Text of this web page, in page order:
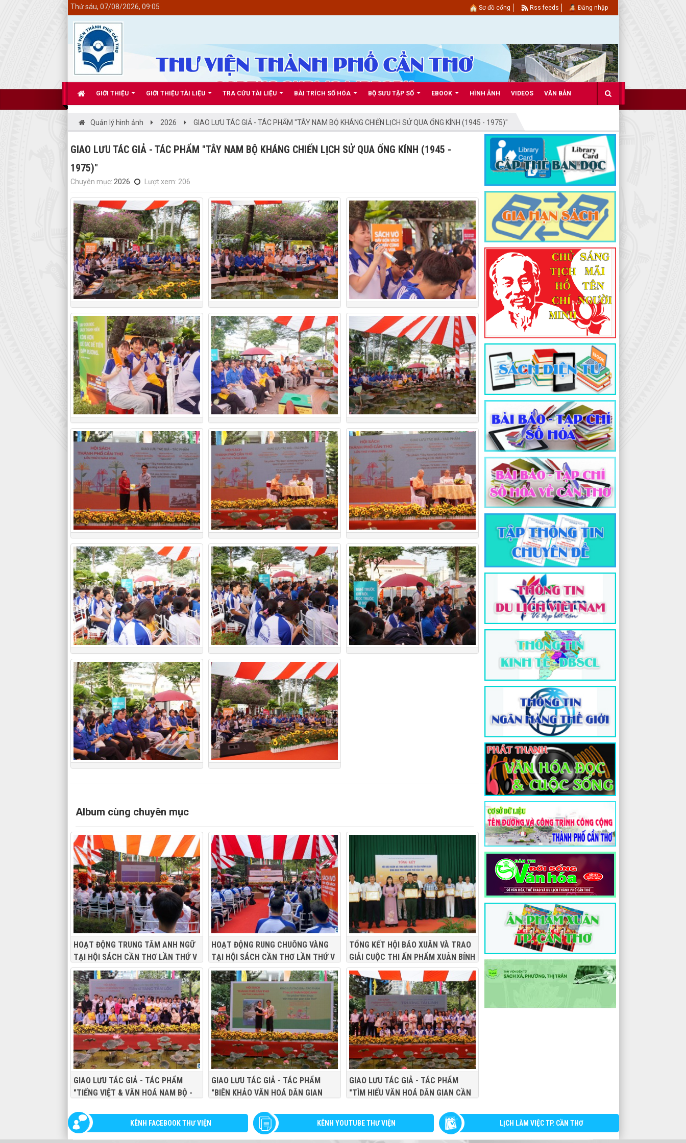
GIỚI THIỆU GIỚI THIỆU TÀI LIỆU TRA CỨU TÀI LIỆU BÀI TRÍCH SỐ HÓA BỘ SƯU TẬP SỐ EBOOK HÌNH ẢNH VIDEOS VĂN BẢN
Thứ sáu, 07/08/2026, 09:05 Sơ đồ cổng Rss feeds Đăng nhập
Quản lý hình ảnh 2026 GIAO LƯU TÁC GIẢ - TÁC PHẨM "TÂY NAM BỘ KHÁNG CHIẾN LỊCH SỬ QUA ỐNG KÍNH (1945 - 1975)"
GIAO LƯU TÁC GIẢ - TÁC PHẨM "TÂY NAM BỘ KHÁNG CHIẾN LỊCH SỬ QUA ỐNG KÍNH (1945 -
1975)"
Chuyên mục: 2026 Lượt xem: 206
Album cùng chuyên mục
HOẠT ĐỘNG TRUNG TÂM ANH NGỮ
TẠI HỘI SÁCH CẦN THƠ LẦN THỨ V
NĂM 2026
HOẠT ĐỘNG RUNG CHUÔNG VÀNG
TẠI HỘI SÁCH CẦN THƠ LẦN THỨ V
NĂM 2026
TỔNG KẾT HỘI BÁO XUÂN VÀ TRAO
GIẢI CUỘC THI ẤN PHẨM XUÂN BÍNH
NGỌ NĂM 2026 THÀNH PHỐ CẦN
THƠ
GIAO LƯU TÁC GIẢ - TÁC PHẨM
"TIẾNG VIỆT & VĂN HOÁ NAM BỘ -
LỘC
GIAO LƯU TÁC GIẢ - TÁC PHẨM
"BIÊN KHẢO VĂN HOÁ DÂN GIAN
GIAO LƯU TÁC GIẢ - TÁC PHẨM
"TÌM HIỂU VĂN HOÁ DÂN GIAN CẦN
TRƯƠNG TÀI LINH
KÊNH FACEBOOK THƯ VIỆN KÊNH YOUTUBE THƯ VIỆN LỊCH LÀM VIỆC TP. CẦN THƠ